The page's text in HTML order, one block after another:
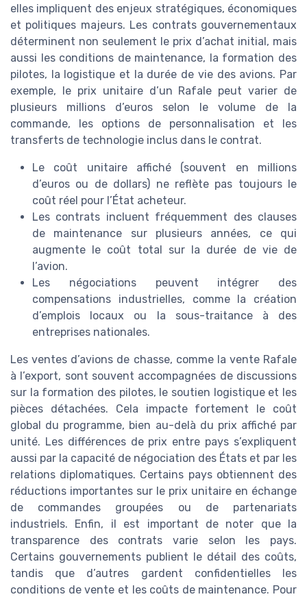
elles impliquent des enjeux stratégiques, économiques
et politiques majeurs. Les contrats gouvernementaux
déterminent non seulement le prix d’achat initial, mais
aussi les conditions de maintenance, la formation des
pilotes, la logistique et la durée de vie des avions. Par
exemple, le prix unitaire d’un Rafale peut varier de
plusieurs millions d’euros selon le volume de la
commande, les options de personnalisation et les
transferts de technologie inclus dans le contrat.
Le coût unitaire affiché (souvent en millions
d’euros ou de dollars) ne reflète pas toujours le
coût réel pour l’État acheteur.
Les contrats incluent fréquemment des clauses
de maintenance sur plusieurs années, ce qui
augmente le coût total sur la durée de vie de
l’avion.
Les négociations peuvent intégrer des
compensations industrielles, comme la création
d’emplois locaux ou la sous-traitance à des
entreprises nationales.
Les ventes d’avions de chasse, comme la vente Rafale
à l’export, sont souvent accompagnées de discussions
sur la formation des pilotes, le soutien logistique et les
pièces détachées. Cela impacte fortement le coût
global du programme, bien au-delà du prix affiché par
unité. Les différences de prix entre pays s’expliquent
aussi par la capacité de négociation des États et par les
relations diplomatiques. Certains pays obtiennent des
réductions importantes sur le prix unitaire en échange
de commandes groupées ou de partenariats
industriels. Enfin, il est important de noter que la
transparence des contrats varie selon les pays.
Certains gouvernements publient le détail des coûts,
tandis que d’autres gardent confidentielles les
conditions de vente et les coûts de maintenance. Pour